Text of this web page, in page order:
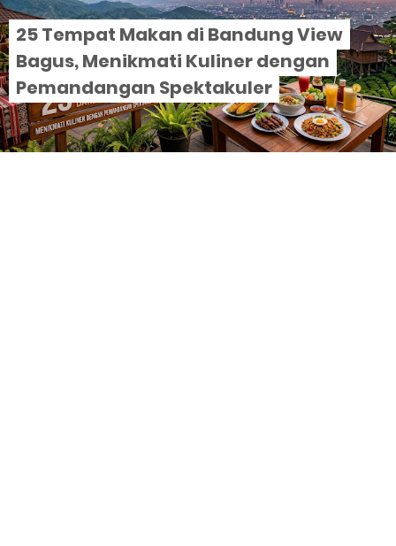
25 Tempat Makan di Bandung View
Bagus, Menikmati Kuliner dengan
Pemandangan Spektakuler